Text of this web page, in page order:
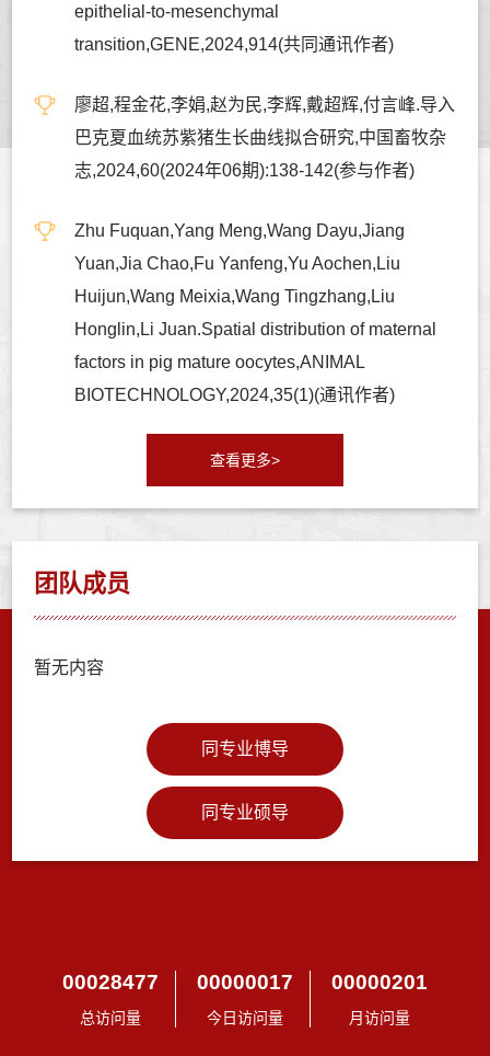
epithelial-to-mesenchymal
transition,GENE,2024,914(共同通讯作者)
廖超,程金花,李娟,赵为民,李辉,戴超辉,付言峰.导入
巴克夏血统苏紫猪生长曲线拟合研究,中国畜牧杂
志,2024,60(2024年06期):138-142(参与作者)
Zhu Fuquan,Yang Meng,Wang Dayu,Jiang
Yuan,Jia Chao,Fu Yanfeng,Yu Aochen,Liu
Huijun,Wang Meixia,Wang Tingzhang,Liu
Honglin,Li Juan.Spatial distribution of maternal
factors in pig mature oocytes,ANIMAL
BIOTECHNOLOGY,2024,35(1)(通讯作者)
查看更多>
团队成员
暂无内容
同专业博导
同专业硕导
00028477
总访问量
00000017
今日访问量
00000201
月访问量